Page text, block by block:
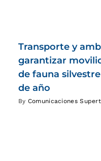
Transporte y
garantizar
de fauna
de año
By Comunicaciones